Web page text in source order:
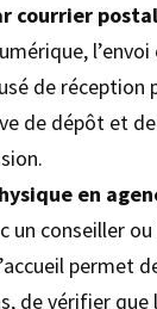
courrier
de
de dépôt et
en
un conseiller
permet
de vérifier que